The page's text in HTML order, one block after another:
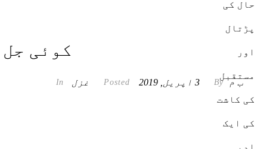
کوئی
By ب م 3 اپریل, 2019 غزل